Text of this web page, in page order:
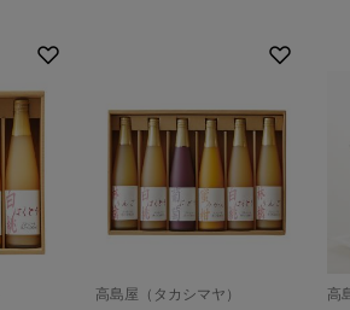
高島屋（タカシマヤ） 高